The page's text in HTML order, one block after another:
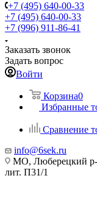
+7 (495) 640-00-33
+7 (495) 640-00-33
+7 (996) 911-86-41
Заказать звонок
Задать вопрос
Войти
Корзина0
Избранные
Сравнение
info@6sek.ru
МО, Люберецкий р-
лит. П31/1